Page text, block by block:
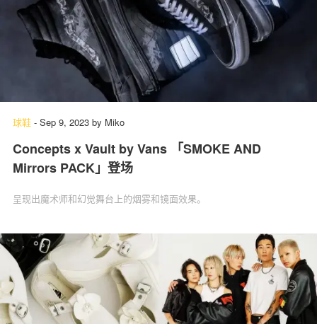
球鞋 - Sep 9, 2023 by Miko
Concepts x Vault by Vans 「SMOKE AND
Mirrors PACK」登场
呈现出魔术师和幻觉舞台上的烟雾和镜面效果。